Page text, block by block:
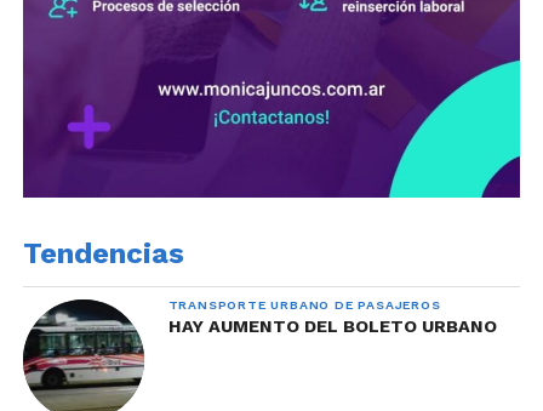
Tendencias
TRANSPORTE URBANO DE PASAJEROS
HAY AUMENTO DEL BOLETO URBANO